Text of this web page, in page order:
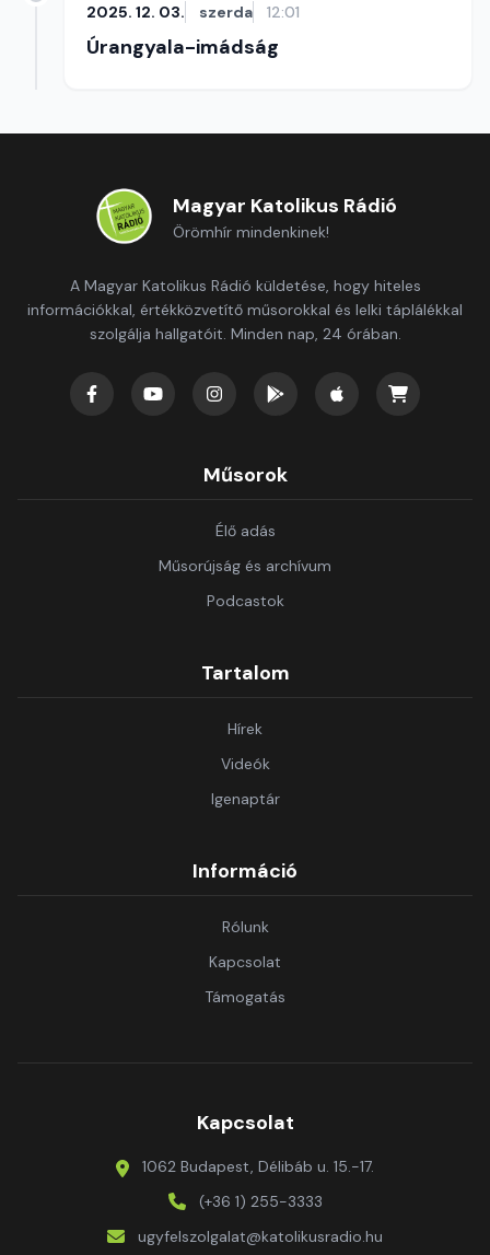
2025. 12. 03. szerda 12:01
Úrangyala-imádság
Magyar Katolikus Rádió
Örömhír mindenkinek!
A Magyar Katolikus Rádió küldetése, hogy hiteles
információkkal, értékközvetítő műsorokkal és lelki táplálékkal
szolgálja hallgatóit. Minden nap, 24 órában.
Műsorok
Élő adás
Műsorújság és archívum
Podcastok
Tartalom
Hírek
Videók
Igenaptár
Információ
Rólunk
Kapcsolat
Támogatás
Kapcsolat
1062 Budapest, Délibáb u. 15.-17.
(+36 1) 255-3333
ugyfelszolgalat@katolikusradio.hu